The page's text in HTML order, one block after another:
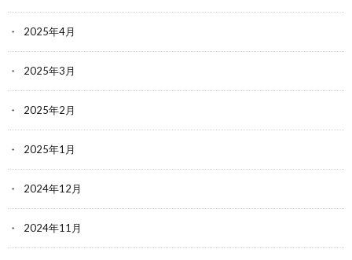
2025年4月
2025年3月
2025年2月
2025年1月
2024年12月
2024年11月